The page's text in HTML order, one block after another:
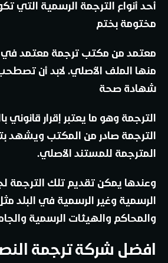
أحد أنواع الترجمة الرسمية التي
مختومة بختم
معتمد من مكتب ترجمة معتمد في
منها الملف الأصلي. لابد أن
شهادة صحة
الترجمة وهو ما يعتبر إقرار قانوني
الترجمة صادر من المكتب ويشهد
المترجمة للمستند الأصلي.
وعندها يمكن تقديم تلك الترجمة
الرسمية وغير الرسمية في البلد
والمحاكم والهيئات الرسمية
افضل شركة ترجمة